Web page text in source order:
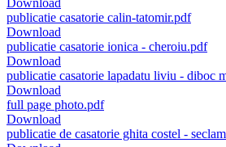
Download
publicatie casatorie calin-tatomir.pdf
Download
publicatie casatorie ionica - cheroiu.pdf
Download
publicatie casatorie lapadatu liviu - diboc
Download
full page photo.pdf
Download
publicatie de casatorie ghita costel -